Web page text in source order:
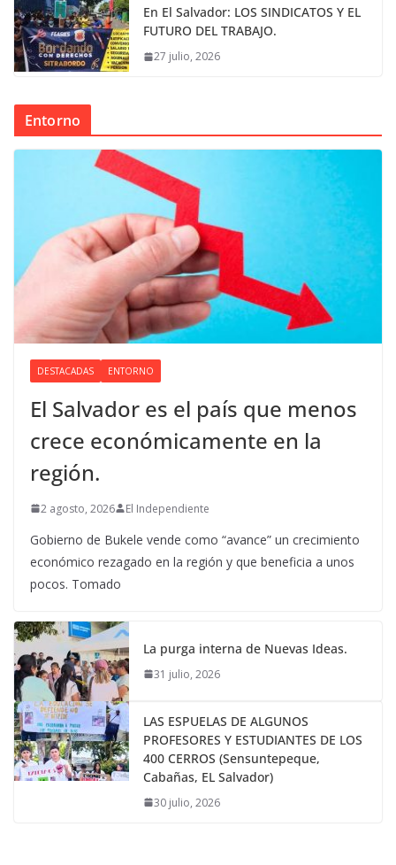
En El Salvador: LOS SINDICATOS Y EL
FUTURO DEL TRABAJO.
27 julio, 2026
Entorno
DESTACADAS ENTORNO
El Salvador es el país que menos
crece económicamente en la
región.
2 agosto, 2026 El Independiente
Gobierno de Bukele vende como “avance” un crecimiento
económico rezagado en la región y que beneficia a unos
pocos. Tomado
La purga interna de Nuevas Ideas.
31 julio, 2026
LAS ESPUELAS DE ALGUNOS
PROFESORES Y ESTUDIANTES DE LOS
400 CERROS (Sensuntepeque,
Cabañas, EL Salvador)
30 julio, 2026